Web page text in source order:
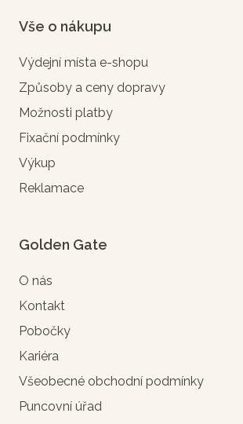
Vše o nákupu
Výdejní místa e-shopu
Způsoby a ceny dopravy
Možnosti platby
Fixační podmínky
Výkup
Reklamace
Golden Gate
O nás
Kontakt
Pobočky
Kariéra
Všeobecné obchodní podmínky
Puncovní úřad